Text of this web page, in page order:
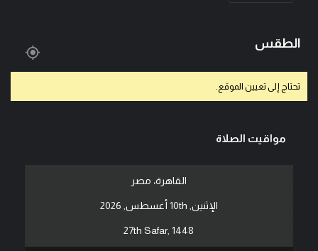
الطقس
تحتاج إلى تعيين الموقع.
مواقيت الصلاة
القاهرة، مصر
الإثنين, 10th أغسطس, 2026
27th Safar, 1448